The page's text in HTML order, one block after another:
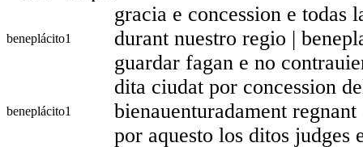
beneplácito1
gracia e concession e todas
durant nuestro regio |
guardar fagan e no
beneplácito1
dita ciudat por concession
bienauenturadament
por aquesto los ditos judges